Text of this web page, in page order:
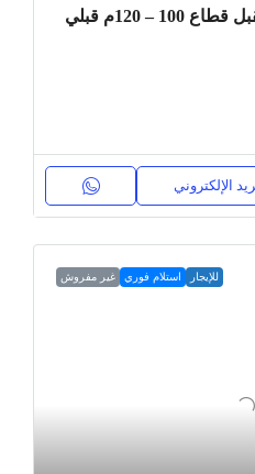
شقة للإيجار بمدينة المستقبل قطاع 100 – 120م قبلي
الإلكتروني
للإيجار استلام فوري غير مفروش